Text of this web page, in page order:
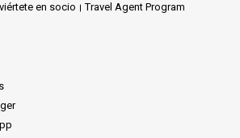
en socio Travel Agent Program